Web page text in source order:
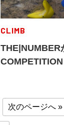
CLIMB
THE|NUMBER
次のページへ »